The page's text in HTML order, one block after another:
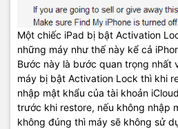
Một chiếc iPad bị bật Activation
những máy như thế này kể cả
Bước này là bước quan trọng nhất
máy bị bật Activation Lock thì khi
nhập mật khẩu của tài khoản
trước khi restore, nếu không nhập
không đúng thì máy sẽ không sử